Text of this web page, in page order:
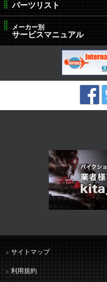
パーツリスト
メーカー別
サービスマニュアル
サイトマップ
利用規約